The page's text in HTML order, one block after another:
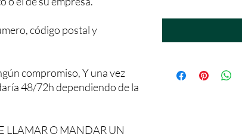
código postal y
compromiso, Y una vez
48/72h dependiendo de la
LLAMAR O MANDAR UN